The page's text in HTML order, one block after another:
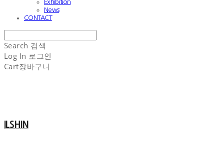
Exhibition
News
CONTACT
Search 검색
Log In 로그인
Cart장바구니
ILSHIN